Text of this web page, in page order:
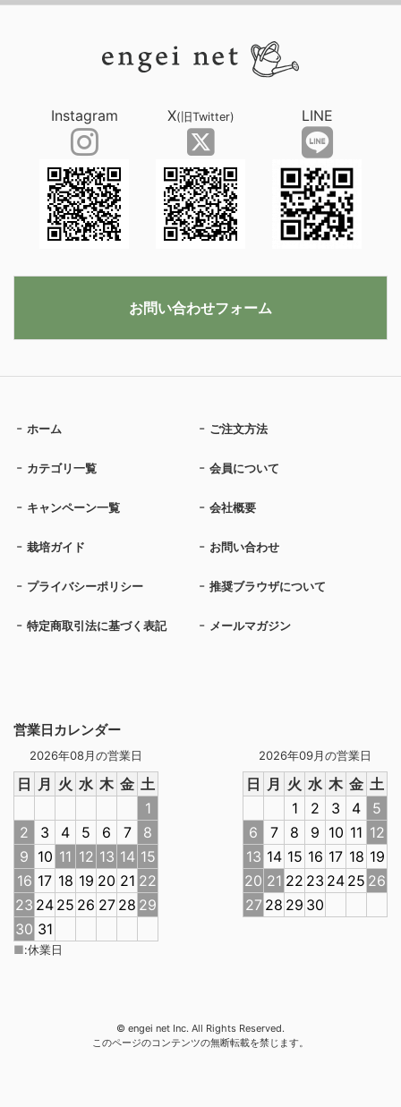
営業日カレンダー
2026年08月の営業日
日 月 火 水 木 金 土
1
2
3 4 5 6 7
8
9 10 11 12 13 14 15
16 17 18 19 20 21 22
23 24 25 26 27 28 29
30 31
2026年09月の営業日
日 月 火 水 木 金 土
1
2 3 4
5
6
7 8 9 10 11 12
13 14 15 16 17 18 19
20 21 22 23 24 25 26
27 28 29 30
■:休業日
ホーム ご注文方法
カテゴリ一覧 会員について
キャンペーン一覧 会社概要
栽培ガイド お問い合わせ
プライバシーポリシー 推奨ブラウザについて
特定商取引法に基づく表記 メールマガジン
Instagram X(旧Twitter) LINE
お問い合わせフォーム
© engei net Inc. All Rights Reserved.
このページのコンテンツの無断転載を禁じます。